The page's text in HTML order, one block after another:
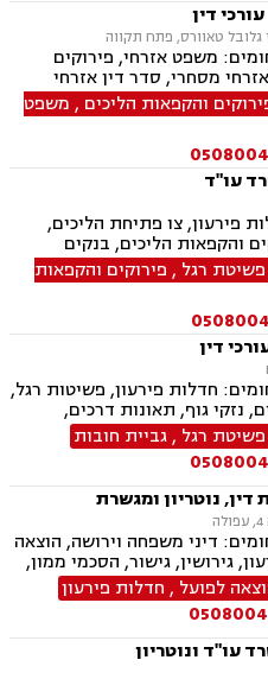
דין
משפט אזרחי, פירוקים
מסחרי, סדר דין אזרחי
ושטרות , חדלות פרעון,
תאגידים
והקפאות הליכים , משפט
עו"ד
פירעון, צו פתיחת הליכים,
והקפאות הליכים, בנקים
פשיטת רגל , פירוקים והקפאות
דין
חדלות פירעון, פשיטות רגל,
נזקי גוף, תאונות דרכים,
פשיטת רגל ,גביית חובות
דין, נוטריון ומגשרת
דיני משפחה וירושה, הוצאה
גירושין, גישור, הסכמי ממון,
הורי, אפוטרופסות, ירושות
הורית, איזון משאבים
לפועל , חדלות פירעון
עו"ד ונוטריון